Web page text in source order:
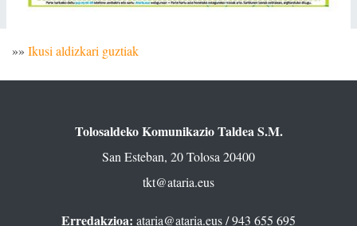
»» Ikusi aldizkari guztiak
Tolosaldeko Komunikazio Taldea S.M.
San Esteban, 20 Tolosa 20400
tkt@ataria.eus
Erredakzioa: ataria@ataria.eus/ 943 655 695